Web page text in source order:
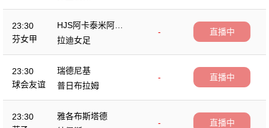
23:30
芬女甲
HJS阿卡泰米阿女
足
-
拉迪女足
直播中
23:30
球会友谊
瑞德尼基
-
普日布拉姆
直播中
23:30
雅各布斯塔德
-
直播中